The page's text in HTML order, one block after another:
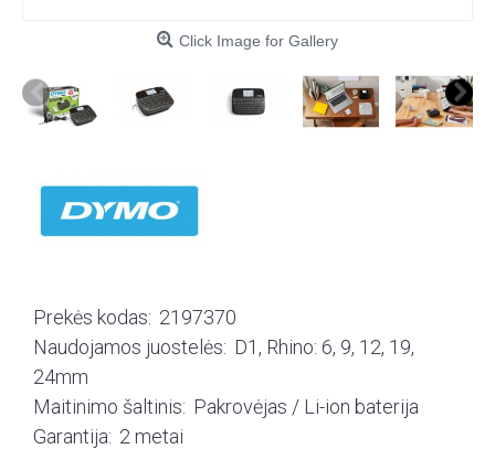
Click Image for Gallery
Prekės kodas: 2197370
Naudojamos juostelės: D1, Rhino: 6, 9, 12, 19,
24mm
Maitinimo šaltinis: Pakrovėjas / Li-ion baterija
Garantija: 2 metai